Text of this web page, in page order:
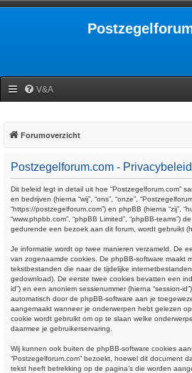
V&A
Forumoverzicht
Postzegelforum.com - Privacybeleid
Dit beleid legt in detail uit hoe “Postzegelforum.com”
en bedrijven (hierna “wij”, “ons”, “onze”,
“https://postzegelforum.com”) en phpBB (hierna “zij”,
“www.phpbb.com”, “phpBB Limited”, “phpBB-teams”)
gedurende een bezoek aan dit forum, wordt gebruikt
Je informatie wordt op twee manieren verzameld. De
van zogenaamde cookies. De phpBB-software maakt
tekstbestanden die naar de tijdelijke
gedownload). De eerste twee cookies bevatten een
id”) en een anoniem sessienummer (hierna “session-
automatisch door de phpBB-software aan je
aangemaakt wanneer je onderwerpen hebt gelezen op
cookie wordt gebruikt om op te slaan welke
daarmee je gebruikerservaring.
Wij kunnen ook buiten de phpBB-software cookies
“Postzegelforum.com” bezoekt, hoewel dit document
tekst heeft betrekking op de pagina’s die worden